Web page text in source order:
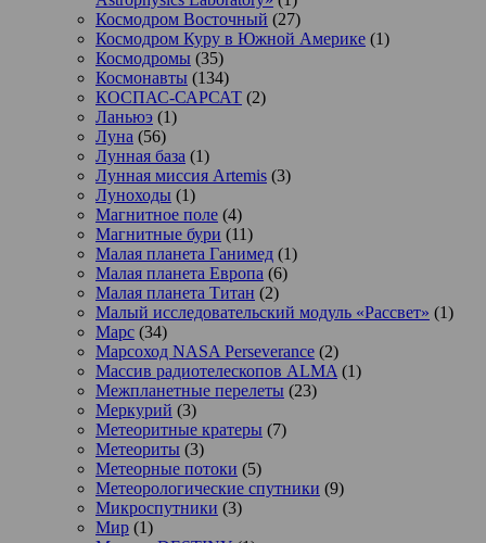
Космодром Восточный (27)
Космодром Куру в Южной Америке (1)
Космодромы (35)
Космонавты (134)
КОСПАС-САРСАТ (2)
Ланьюэ (1)
Луна (56)
Лунная база (1)
Лунная миссия Artemis (3)
Луноходы (1)
Магнитное поле (4)
Магнитные бури (11)
Малая планета Ганимед (1)
Малая планета Европа (6)
Малая планета Титан (2)
Малый исследовательский модуль «Рассвет» (1)
Марс (34)
Марсоход NASA Perseverance (2)
Массив радиотелескопов ALMA (1)
Межпланетные перелеты (23)
Меркурий (3)
Метеоритные кратеры (7)
Метеориты (3)
Метеорные потоки (5)
Метеорологические спутники (9)
Микроспутники (3)
Мир (1)